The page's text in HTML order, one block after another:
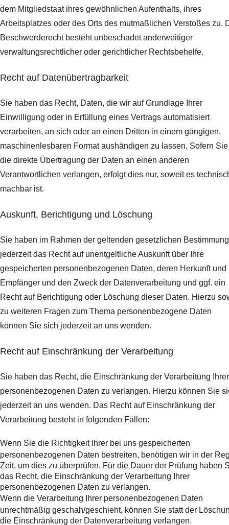
dem Mitgliedstaat ihres gewöhnlichen Aufenthalts, ihres
Arbeitsplatzes oder des Orts des mutmaßlichen Verstoßes zu.
Beschwerderecht besteht unbeschadet anderweitiger
verwaltungsrechtlicher oder gerichtlicher Rechtsbehelfe.
Recht auf Daten­übertrag­barkeit
Sie haben das Recht, Daten, die wir auf Grundlage Ihrer
Einwilligung oder in Erfüllung eines Vertrags automatisiert
verarbeiten, an sich oder an einen Dritten in einem gängigen,
maschinenlesbaren Format aushändigen zu lassen. Sofern Sie
die direkte Übertragung der Daten an einen anderen
Verantwortlichen verlangen, erfolgt dies nur, soweit es
machbar ist.
Auskunft, Berichtigung und Löschung
Sie haben im Rahmen der geltenden gesetzlichen
jederzeit das Recht auf unentgeltliche Auskunft über Ihre
gespeicherten personenbezogenen Daten, deren Herkunft und
Empfänger und den Zweck der Datenverarbeitung und ggf. ein
Recht auf Berichtigung oder Löschung dieser Daten. Hierzu
zu weiteren Fragen zum Thema personenbezogene Daten
können Sie sich jederzeit an uns wenden.
Recht auf Einschränkung der Verarbeitung
Sie haben das Recht, die Einschränkung der Verarbeitung Ihrer
personenbezogenen Daten zu verlangen. Hierzu können Sie
jederzeit an uns wenden. Das Recht auf Einschränkung der
Verarbeitung besteht in folgenden Fällen:
Wenn Sie die Richtigkeit Ihrer bei uns gespeicherten
personenbezogenen Daten bestreiten, benötigen wir in der
Zeit, um dies zu überprüfen. Für die Dauer der Prüfung haben
das Recht, die Einschränkung der Verarbeitung Ihrer
personenbezogenen Daten zu verlangen.
Wenn die Verarbeitung Ihrer personenbezogenen Daten
unrechtmäßig geschah/geschieht, können Sie statt der
die Einschränkung der Datenverarbeitung verlangen.